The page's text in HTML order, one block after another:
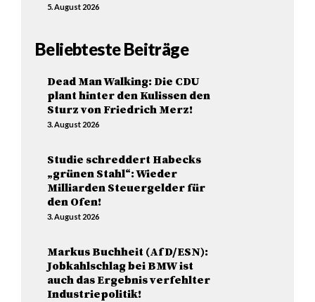
5. August 2026
Beliebteste Beiträge
Dead Man Walking: Die CDU
plant hinter den Kulissen den
Sturz von Friedrich Merz!
3. August 2026
Studie schreddert Habecks
„grünen Stahl“: Wieder
Milliarden Steuergelder für
den Ofen!
3. August 2026
Markus Buchheit (AfD/ESN):
Jobkahlschlag bei BMW ist
auch das Ergebnis verfehlter
Industriepolitik!